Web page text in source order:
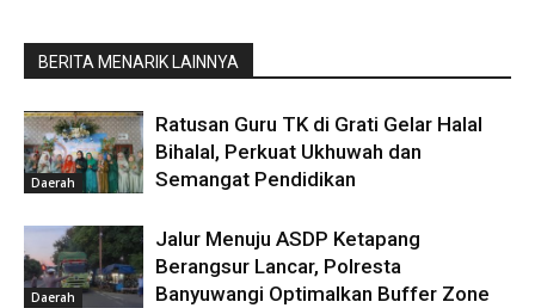
BERITA MENARIK LAINNYA
Daerah
Ratusan Guru TK di Grati Gelar Halal
Bihalal, Perkuat Ukhuwah dan
Semangat Pendidikan
Daerah
Jalur Menuju ASDP Ketapang
Berangsur Lancar, Polresta
Banyuwangi Optimalkan Buffer Zone